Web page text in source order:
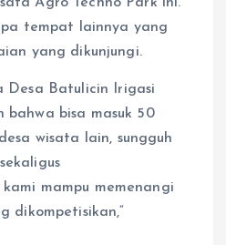
tempat lainnya yang
yang dikunjungi.
Desa Batulicin Irigasi
bahwa bisa masuk 50
wisata lain, sungguh
mampu memenangi
dikompetisikan,“